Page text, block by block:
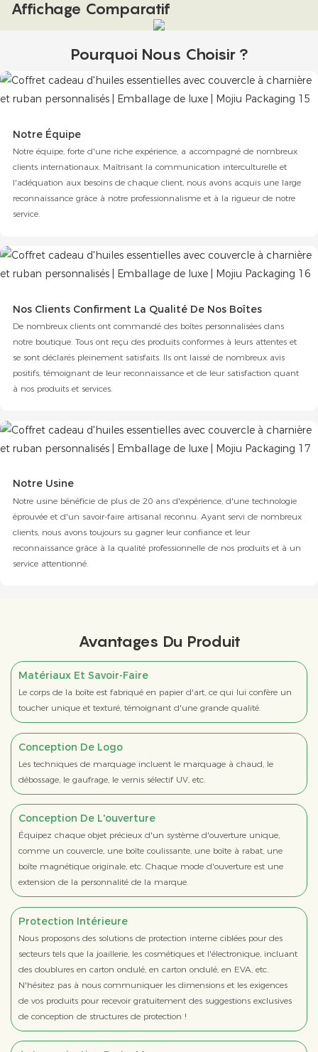
Affichage Comparatif
Pourquoi Nous Choisir ?
Notre Équipe
Notre équipe, forte d'une riche expérience, a accompagné de nombreux
clients internationaux. Maîtrisant la communication interculturelle et
l'adéquation aux besoins de chaque client, nous avons acquis une large
reconnaissance grâce à notre professionnalisme et à la rigueur de notre
service.
Nos Clients Confirment La Qualité De Nos Boîtes
De nombreux clients ont commandé des boîtes personnalisées dans
notre boutique. Tous ont reçu des produits conformes à leurs attentes et
se sont déclarés pleinement satisfaits. Ils ont laissé de nombreux avis
positifs, témoignant de leur reconnaissance et de leur satisfaction quant
à nos produits et services.
Notre Usine
Notre usine bénéficie de plus de 20 ans d'expérience, d'une technologie
éprouvée et d'un savoir-faire artisanal reconnu. Ayant servi de nombreux
clients, nous avons toujours su gagner leur confiance et leur
reconnaissance grâce à la qualité professionnelle de nos produits et à un
service attentionné.
Avantages Du Produit
Matériaux Et Savoir-Faire
Le corps de la boîte est fabriqué en papier d'art, ce qui lui confère un
toucher unique et texturé, témoignant d'une grande qualité.
Conception De Logo
Les techniques de marquage incluent le marquage à chaud, le
débossage, le gaufrage, le vernis sélectif UV, etc.
Conception De L'ouverture
Équipez chaque objet précieux d'un système d'ouverture unique,
comme un couvercle, une boîte coulissante, une boîte à rabat, une
boîte magnétique originale, etc. Chaque mode d'ouverture est une
extension de la personnalité de la marque.
Protection Intérieure
Nous proposons des solutions de protection interne ciblées pour des
secteurs tels que la joaillerie, les cosmétiques et l'électronique, incluant
des doublures en carton ondulé, en carton ondulé, en EVA, etc.
N'hésitez pas à nous communiquer les dimensions et les exigences
de vos produits pour recevoir gratuitement des suggestions exclusives
de conception de structures de protection !